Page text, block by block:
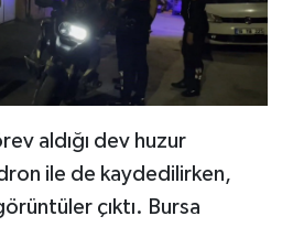
aldığı dev huzur
ile de kaydedilirken,
çıktı. Bursa